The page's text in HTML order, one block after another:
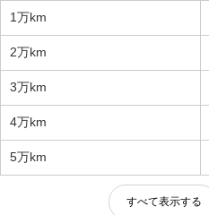
1万km
2万km
3万km
4万km
5万km
すべて表示する